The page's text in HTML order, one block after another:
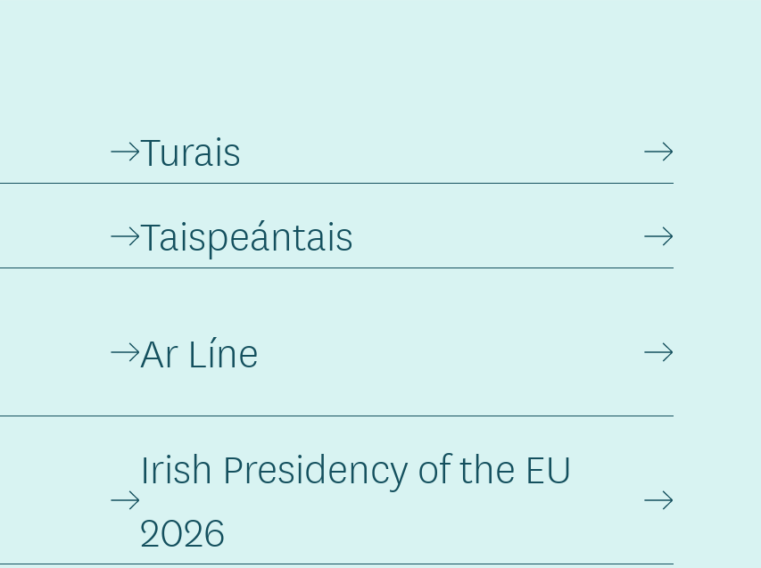
Turais
Taispeántais
Ar Líne
Irish Presidency of the EU
2026